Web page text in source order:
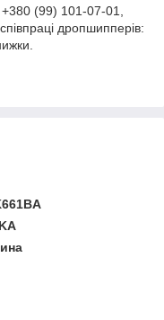
(99) 101-07-01,
дропшипперів: